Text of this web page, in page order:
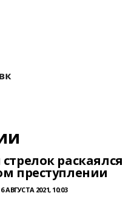
раскаялся
преступлении
6 АВГУСТА 2021, 10:03